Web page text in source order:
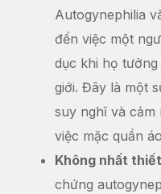
Autogynephilia
đến việc một
dục khi họ
giới. Đây là một
suy nghĩ và cảm
việc mặc quần
Không nhất
chứng